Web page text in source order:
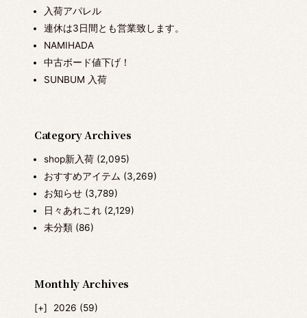
入荷アパレル
連休は3日間とも営業致します。
NAMIHADA
中古ボード値下げ！
SUNBUM 入荷
Category Archives
shop新入荷(2,095)
おすすめアイテム (3,269)
お知らせ(3,789)
日々あれこれ(2,129)
未分類(86)
Monthly Archives
2026 (59)